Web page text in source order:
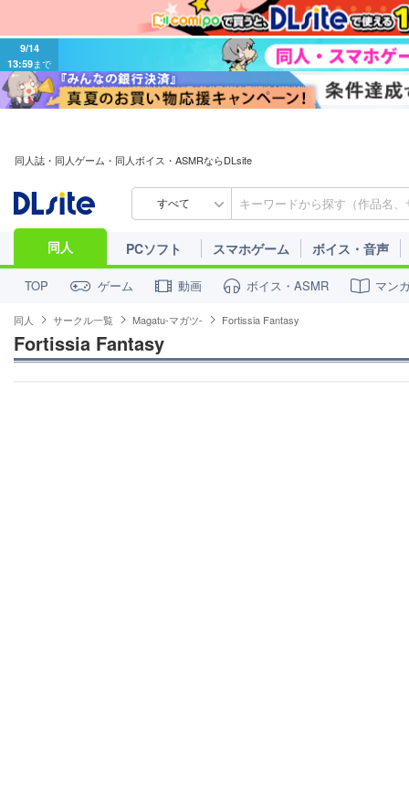
9/14
13:59まで
同人誌・同人ゲーム・同人ボイス・ASMRならDLsite
すべて
同人 PCソフト スマホゲーム ボイス・音声
TOP ゲーム 動画 ボイス・ASMR マン
同人 サークル一覧 Magatu-マガツ- Fortissia Fantasy
Fortissia Fantasy